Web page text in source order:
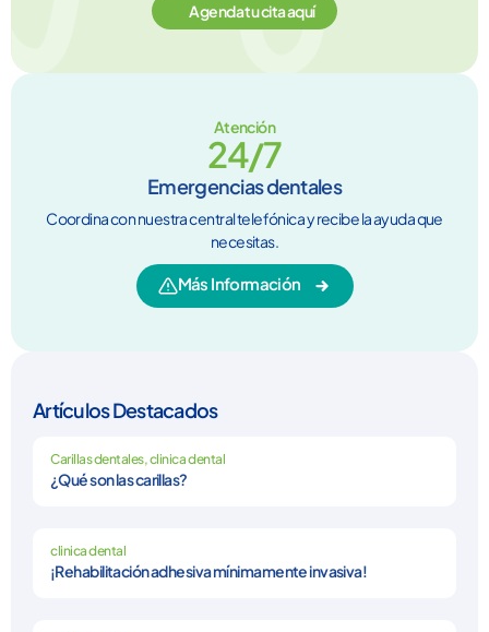
Agenda tu cita aquí
Atención
24/7
Emergencias dentales
Coordina con nuestra central telefónica y recibe la ayuda que
necesitas.
Más Información
Artículos Destacados
Carillas dentales,clinica dental
¿Qué son las carillas?
clinica dental
¡Rehabilitación adhesiva mínimamente invasiva!